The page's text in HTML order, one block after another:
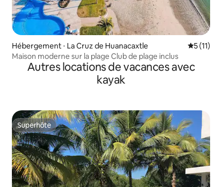
Hébergement ⋅ La Cruz de Huanacaxtle
5 (11)
Maison moderne sur la plage Club de plage inclus
Autres locations de vacances avec
kayak
Superhôte
Superhôte